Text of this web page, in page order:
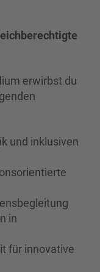
erwirbst du
und inklusiven
in
für innovative